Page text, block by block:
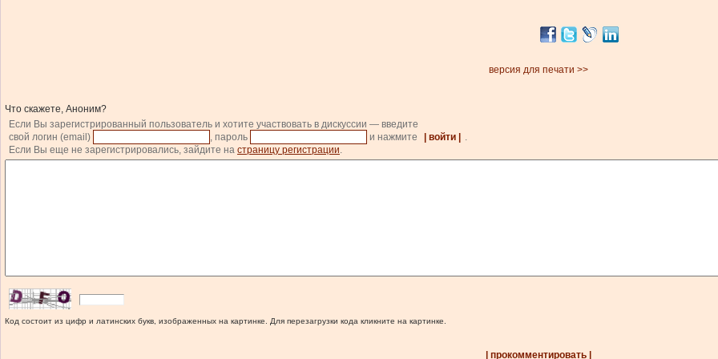
версия для печати >>
Что скажете, Аноним?
Если Вы зарегистрированный пользователь и хотите участвовать в дискуссии — введите
свой логин (email)
, пароль и нажмите | войти |
.
Если Вы еще не зарегистрировались, зайдите на страницу регистрации.
Код состоит из цифр и латинских букв, изображенных на картинке. Для перезагрузки кода кликните на картинке.
| прокомментировать |